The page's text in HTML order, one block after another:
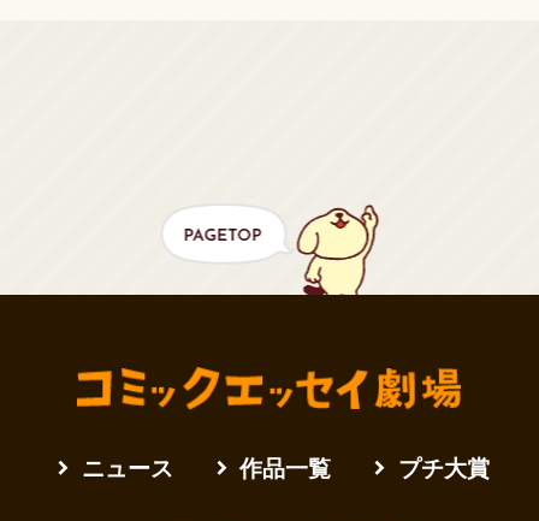
ニュース 作品一覧 プチ大賞